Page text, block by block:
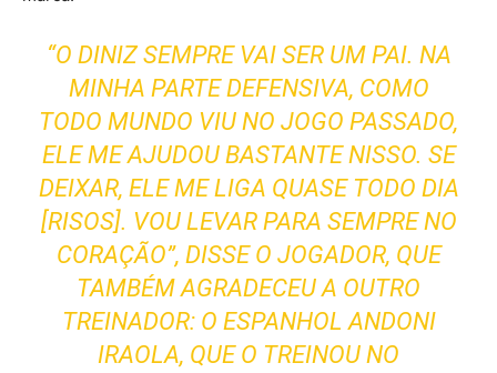
“O DINIZ SEMPRE VAI SER UM PAI. NA
MINHA PARTE DEFENSIVA, COMO
TODO MUNDO VIU NO JOGO PASSADO,
ELE ME AJUDOU BASTANTE NISSO. SE
DEIXAR, ELE ME LIGA QUASE TODO DIA
[RISOS]. VOU LEVAR PARA SEMPRE NO
CORAÇÃO”, DISSE O JOGADOR, QUE
TAMBÉM AGRADECEU A OUTRO
TREINADOR: O ESPANHOL ANDONI
IRAOLA, QUE O TREINOU NO